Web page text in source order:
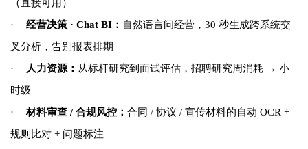
（直接可用）
·
经营决策 · Chat BI： 自然语言问经营，30 秒生成跨系统交
叉分析，告别报表排期
·
人力资源： 从标杆研究到面试评估，招聘研究周消耗 → 小
时级
·
材料审查 / 合规风控： 合同 / 协议 / 宣传材料的自动 OCR +
规则比对 + 问题标注